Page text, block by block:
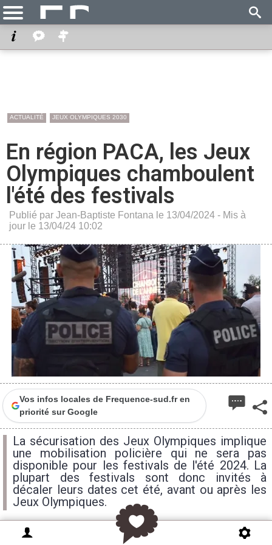
ACTUALITÉ JEUX OLYMPIQUES 2030
En région PACA, les Jeux
Olympiques chamboulent
l'été des festivals
Publié par Jean-Baptiste Fontana le 13/04/2024 - Mis à
jour le 13/04/24 10:02
Vos infos locales de Frequence-sud.fr en
priorité sur Google
La sécurisation des Jeux Olympiques implique
une mobilisation policière qui ne sera pas
disponible pour les festivals de l'été 2024. La
plupart des festivals sont donc invités à
décaler leurs dates cet été, avant ou après les
Jeux Olympiques.
L’organisation des Jeux Olympiques en France